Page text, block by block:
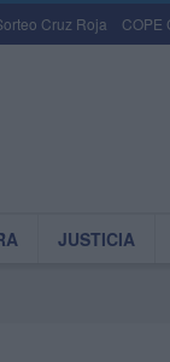
Cruz Roja COPE
JUSTICIA